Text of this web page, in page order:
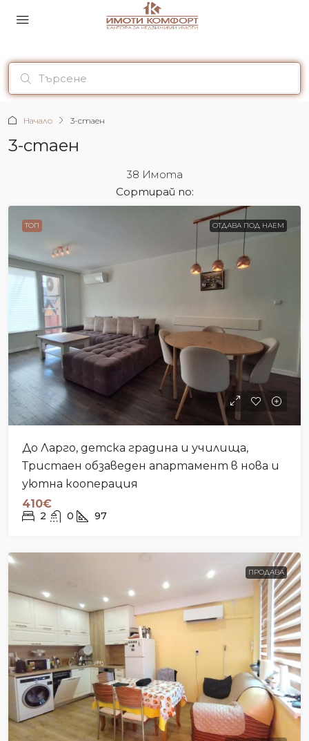
Начало 3-стаен
3-стаен
38 Имотa
Сортирай по:
ТОП ОТДАВА ПОД НАЕМ
До Ларго, детска градина и училища,
Тристаен обзаведен апартамент в нова и
уютна кооперация
410€
2 0 97
ПРОДАВА